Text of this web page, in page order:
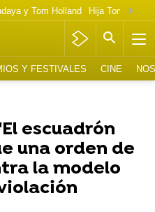
y Tom Holland Hija Tom
Y FESTIVALES CINE
escuadrón
una orden de
la modelo